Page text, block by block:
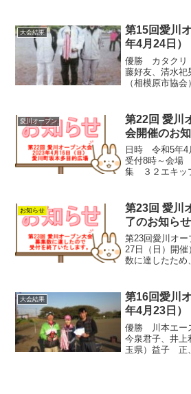
大会結果
第15回愛川
年4月24日）
優勝 カタクリ
藤好友、清水
（相模原市協
（藤沢市）濱
満
愛川オープン
第22回 愛川
会開催のお
日時 令和5年4
受付8時～会場
集 ３２エキッ
ください募集要
お知らせ
第23回 愛川
了のお知らせ
第23回愛川オ
27日（日）開
数に達したため
大会結果
第16回愛川
年4月23日）
優勝 川本エー
今泉君子、井
玉県）益子 正